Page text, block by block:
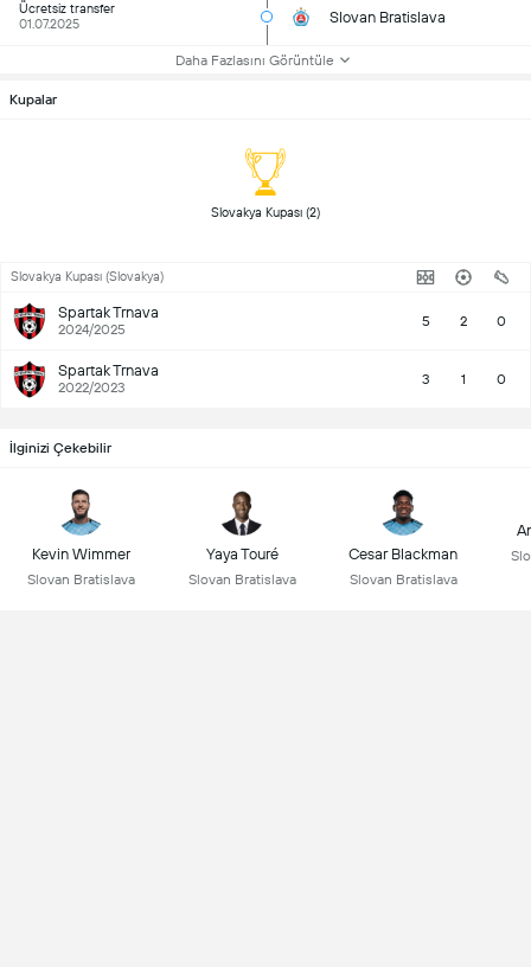
Ücretsiz transfer
01.07.2025
Slovan Bratislava
Daha Fazlasını Görüntüle
Kupalar
Slovakya Kupası (Slovakya)
Spartak Trnava
2024/2025 5 2 0
Spartak Trnava
2022/2023 3 1 0
İlginizi Çekebilir
Kevin Wimmer
Slovan Bratislava
Yaya Touré
Slovan Bratislava
Cesar Blackman
Slovan Bratislava